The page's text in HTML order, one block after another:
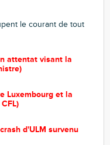
le courant de tout
attentat visant la
Luxembourg et la
d'ULM survenu